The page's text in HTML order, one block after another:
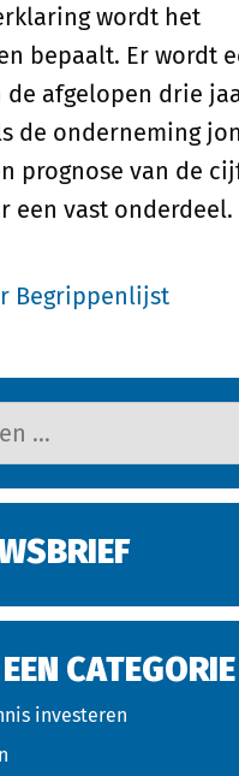
wordt het
bepaalt. Er wordt
de afgelopen drie
de onderneming
prognose van de
een vast onderdeel.
Begrippenlijst
CATEGORIE
investeren